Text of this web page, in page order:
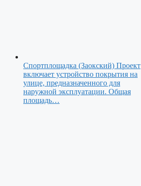
Спортплощадка (Заокский) Проект
включает устройство покрытия на
улице, предназначенного для
наружной эксплуатации. Общая
площадь…